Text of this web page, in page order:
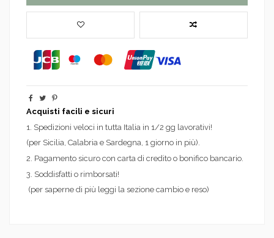
Acquisti facili e sicuri
1. Spedizioni veloci in tutta Italia in 1/2 gg lavorativi!
(per Sicilia, Calabria e Sardegna, 1 giorno in più).
2. Pagamento sicuro con carta di credito o bonifico bancario.
3. Soddisfatti o rimborsati!
(per saperne di più leggi la sezione cambio e reso)